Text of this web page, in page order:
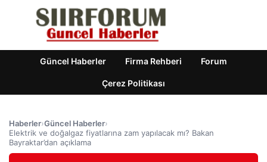
Güncel Haberler Firma Rehberi Forum
Çerez Politikası
Haberler›Güncel Haberler›
Elektrik ve doğalgaz fiyatlarına zam yapılacak mı? Bakan
Bayraktar’dan açıklama